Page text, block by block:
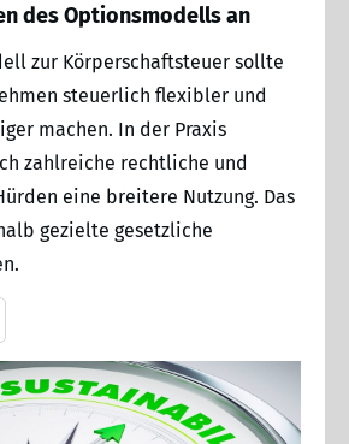
des Optionsmodells an
zur Körperschaftsteuer sollte
steuerlich flexibler und
machen. In der Praxis
zahlreiche rechtliche und
eine breitere Nutzung. Das
gezielte gesetzliche